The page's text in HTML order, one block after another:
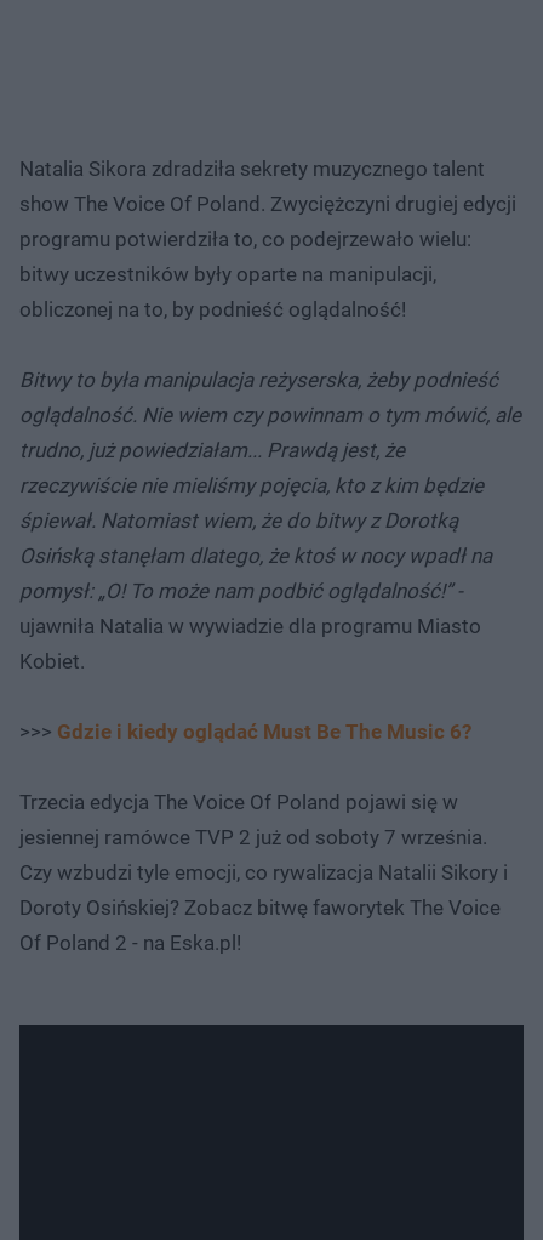
Natalia Sikora zdradziła sekrety muzycznego talent
show The Voice Of Poland. Zwyciężczyni drugiej edycji
programu potwierdziła to, co podejrzewało wielu:
bitwy uczestników były oparte na manipulacji,
obliczonej na to, by podnieść oglądalność!
Bitwy to była manipulacja reżyserska, żeby podnieść
oglądalność. Nie wiem czy powinnam o tym mówić, ale
trudno, już powiedziałam... Prawdą jest, że
rzeczywiście nie mieliśmy pojęcia, kto z kim będzie
śpiewał. Natomiast wiem, że do bitwy z Dorotką
Osińską stanęłam dlatego, że ktoś w nocy wpadł na
pomysł: „O! To może nam podbić oglądalność!” -
ujawniła Natalia w wywiadzie dla programu Miasto
Kobiet.
>>> Gdzie i kiedy oglądać Must Be The Music 6?
Trzecia edycja The Voice Of Poland pojawi się w
jesiennej ramówce TVP 2 już od soboty 7 września.
Czy wzbudzi tyle emocji, co rywalizacja Natalii Sikory i
Doroty Osińskiej? Zobacz bitwę faworytek The Voice
Of Poland 2 - na Eska.pl!